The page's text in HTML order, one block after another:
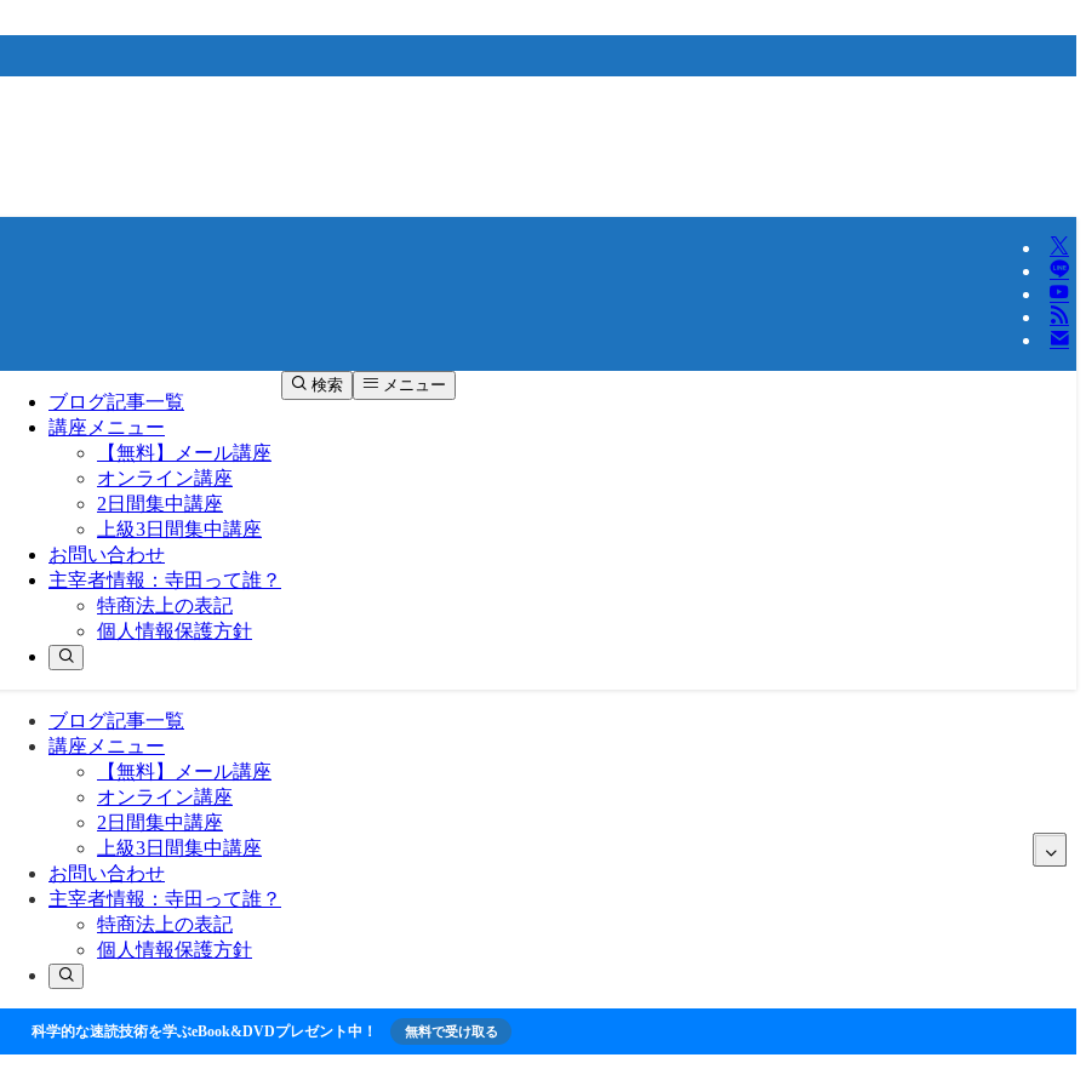
ブログ記事一覧
講座メニュー
【無料】メール講座
オンライン講座
2日間集中講座
上級3日間集中講座
お問い合わせ
主宰者情報：寺田って誰？
特商法上の表記
個人情報保護方針
検索 メニュー
ブログ記事一覧
講座メニュー
【無料】メール講座
オンライン講座
2日間集中講座
上級3日間集中講座
お問い合わせ
主宰者情報：寺田って誰？
特商法上の表記
個人情報保護方針
科学的な速読技術を学ぶeBook&DVDプレゼント中！ 無料で受け取る